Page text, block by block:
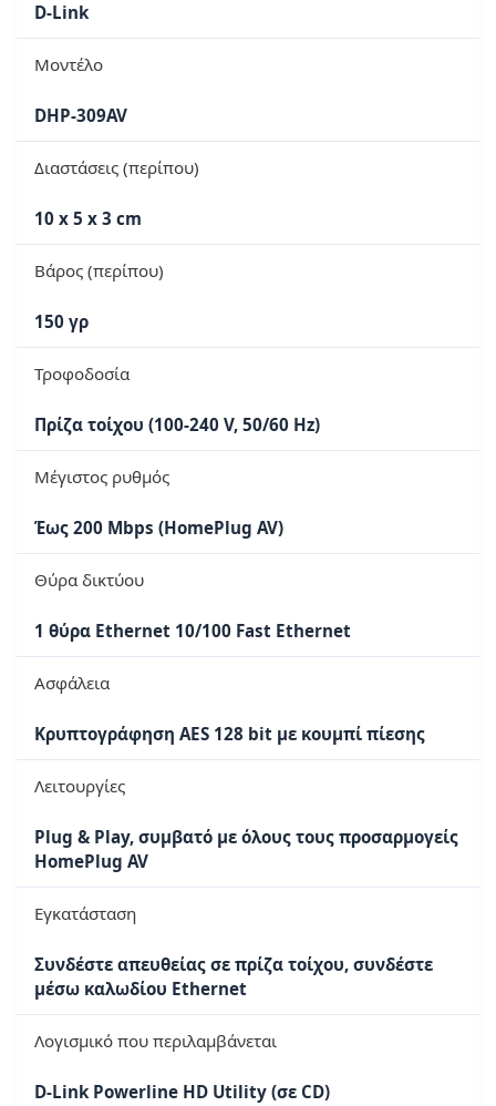
D-Link
Μοντέλο
DHP-309AV
Διαστάσεις (περίπου)
10 x 5 x 3 cm
Βάρος (περίπου)
150 γρ
Τροφοδοσία
Πρίζα τοίχου (100-240 V, 50/60 Hz)
Μέγιστος ρυθμός
Έως 200 Mbps (HomePlug AV)
Θύρα δικτύου
1 θύρα Ethernet 10/100 Fast Ethernet
Ασφάλεια
Κρυπτογράφηση AES 128 bit με κουμπί πίεσης
Λειτουργίες
Plug & Play, συμβατό με όλους τους προσαρμογείς
HomePlug AV
Εγκατάσταση
Συνδέστε απευθείας σε πρίζα τοίχου, συνδέστε
μέσω καλωδίου Ethernet
Λογισμικό που περιλαμβάνεται
D-Link Powerline HD Utility (σε CD)